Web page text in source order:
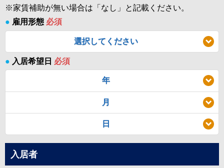
※家賃補助が無い場合は「なし」と記載ください。
● 雇用形態 必須
選択してください
● 入居希望日 必須
年
月
日
入居者